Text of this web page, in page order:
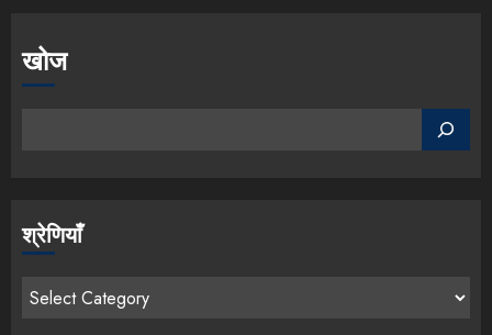
खोज
श्रेणियाँ